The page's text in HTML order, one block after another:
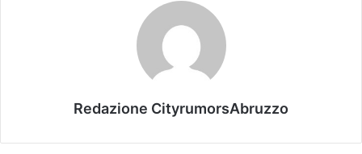
Redazione CityrumorsAbruzzo